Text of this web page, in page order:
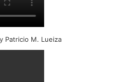
Patricio M. Lueiza